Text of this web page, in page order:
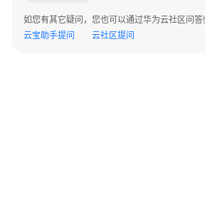
证
相
如您有其它疑问，您也可以通过华为云社区问
云宝助手提问
云社区提问